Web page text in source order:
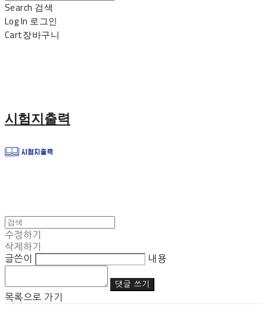
Search 검색
Log In 로그인
Cart장바구니
시험지출력
수정하기
삭제하기
글쓴이
내용
댓글 쓰기
목록으로 가기